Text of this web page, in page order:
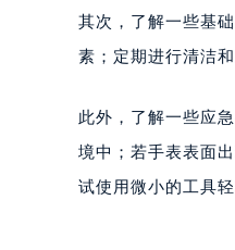
惠
福
长
郑
其次，了解一些基
素；定期进行清洁
此外，了解一些应
境中；若手表表面
试使用微小的工具轻